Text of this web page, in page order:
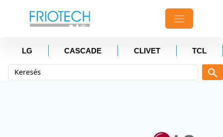
LG CASCADE CLIVET TCL